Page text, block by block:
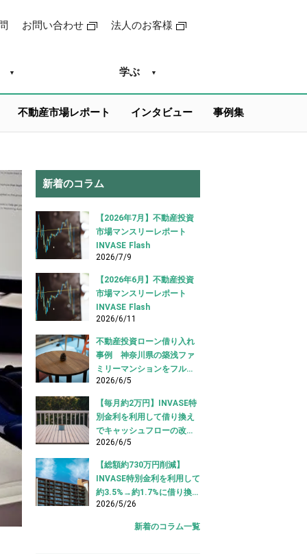
お問い合わせ 法人のお客様
学ぶ
不動産市場レポート インタビュー 事例集
新着のコラム
【2026年7月】不動産投資
市場マンスリーレポート
INVASE Flash
2026/7/9
【2026年6月】不動産投資
市場マンスリーレポート
INVASE Flash
2026/6/11
不動産投資ローン借り入れ
事例 神奈川県の築浅ファ
ミリーマンションをフルロ
ーンで借り入れ成功【不動
産投資ローン借り入れ事
例】
2026/6/5
【毎月約2万円】INVASE特
別金利を利用して借り換え
でキャッシュフローの改善
に成功！｜東京都江東区
【不動産投資ローン 借り換
え事例】
2026/6/5
【総額約730万円削減】
INVASE特別金利を利用して
約3.5%→約1.7%に借り換え
成功！｜東京都中央区【不
動産投資ローン 借り換え事
2026/5/26
新着のコラム一覧